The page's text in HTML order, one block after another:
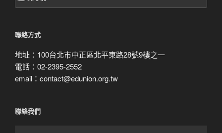
月
聯絡方式
地址：100台北市中正區北平東路28號9樓之一
電話：02-2395-2552
email：contact@edunion.org.tw
聯絡我們